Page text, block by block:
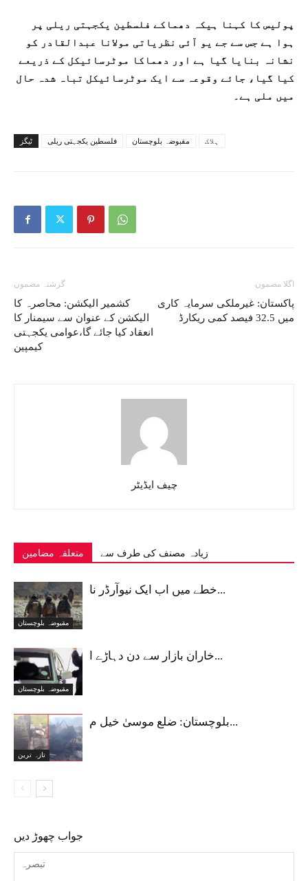
پولیس کا کہنا ہیکہ دھماکے فلسطین یکجہتی ریلی پر
ہوا ہے جس سے جے یو آئی نظریاتی مولانا عبدالقادر کو
نشانہ بنایا گیا ہے اور دھماکا موٹرسائیکل کے ذریعے
کیا گیا، جائے وقوعہ سے ایک موٹرسائیکل تباہ شدہ حال
میں ملی ہے۔
ٹیگز فلسطین یکجہتی ریلی مقبوضہ بلوچستان ہلاک
گزشتہ مضمون
کشمیر الیکشن: محاصرہ کا
الیکشن کے عنوان سے سیمنار کا
انعقاد کیا جائے گا،عوامی یکجہتی
کیمپین
اگلا مضمون
پاکستان: غیرملکی سرمایہ کاری
میں 32.5 فیصد کمی ریکارڈ
چیف ایڈیٹر
متعلقہ مضامین زیادہ مصنف کی طرف سے
مقبوضہ بلوچستان
خطے میں اب ایک نیوآرڈر نا...
مقبوضہ بلوچستان
خاران بازار سے دن دہاڑے ا...
تازہ ترین
بلوچستان: ضلع موسیٰ خیل م...
جواب چھوڑ دیں